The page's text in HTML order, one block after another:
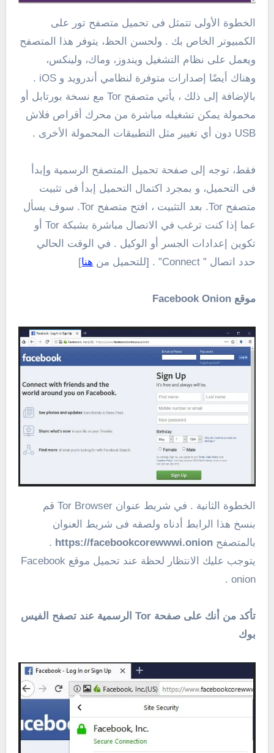
الخطوة الأولى تتمثل فى تحميل متصفح تور على
الكمبيوتر الخاص بك . ولحسن الحظ، يتوفر هذا المتصفح
ويعمل على نظام التشغيل ويندوز، وماك، ولينكس،
وهناك أيضًا إصدارات متوفرة لنظامي أندرويد و iOS .
بالإضافة إلى ذلك ، يأتي متصفح Tor مع نسخة بورتابل أو
محمولة يمكن تشغيله مباشرة من محرك أقراص فلاش
USB دون أي تغيير مثل التطبيقات المحمولة الأخرى .
فقط، توجه إلى صفحة تحميل المتصفح الرسمية وإبدأ
فى التحميل، و بمجرد اكتمال التحميل إبدأ فى تثبيت
متصفح Tor. بعد التثبيت ، افتح متصفح Tor. سوف يسأل
عما إذا كنت ترغب في الاتصال مباشرة بشبكة Tor أو
تكوين إعدادات الجسر أو الوكيل . في الوقت الحالي
حدد اتصال ” Connect” . [للتحميل من
هنا]
موقع Facebook Onion
الخطوة الثانية . في شريط عنوان Tor Browser قم
بنسخ هذا الرابط أدناه ولصقه فى شريط العنوان
بالمتصفح https://facebookcorewwwi.onion
.
يتوجب عليك الانتظار لحظة عند تحميل موقع Facebook
onion .
تأكد من أنك على صفحة Tor الرسمية عند تصفح الفيس
بوك